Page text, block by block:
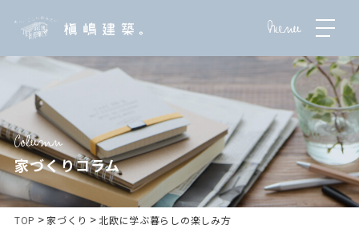
家づくりコラム
TOP > 家づくり >北欧に学ぶ暮らしの楽しみ方